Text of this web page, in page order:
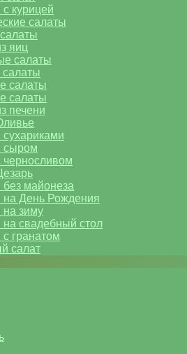
курицей
салаты
яиц
салаты
салаты
салаты
печени
сухариками
сыром
черносливом
майонеза
День Рождения
зиму
свадебный стол
гранатом
салат